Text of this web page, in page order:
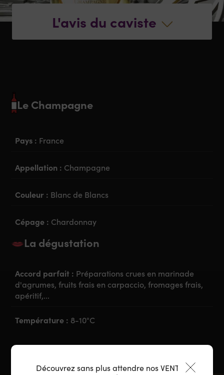
L'avis du caviste
Le Champagne
Pays : France
Appellation : Champagne
Couleur : Blanc de Blancs
Cépage : Chardonnay
La dégustation
Accord parfait : Préparations crues en marinade
d'agrumes, fruits frais en carpaccio, fromages frais,
apéritif,...
Température : 8-10°C
Découvrez sans plus attendre nos VENTES